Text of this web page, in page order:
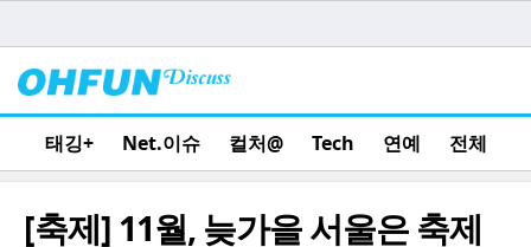
태깅+ Net.이슈 컬처@ Tech 연예 전체
[축제] 11월, 늦가을 서울은 축제